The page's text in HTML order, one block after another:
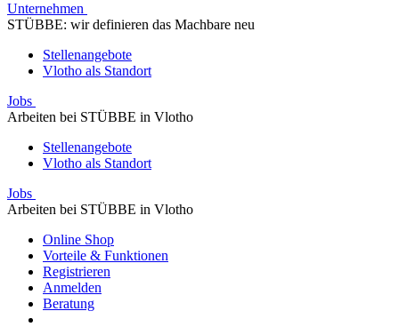
Unternehmen
STÜBBE: wir definieren das Machbare neu
Stellenangebote
Vlotho als Standort
Jobs
Arbeiten bei STÜBBE in Vlotho
Stellenangebote
Vlotho als Standort
Jobs
Arbeiten bei STÜBBE in Vlotho
Online Shop
Vorteile & Funktionen
Registrieren
Anmelden
Beratung